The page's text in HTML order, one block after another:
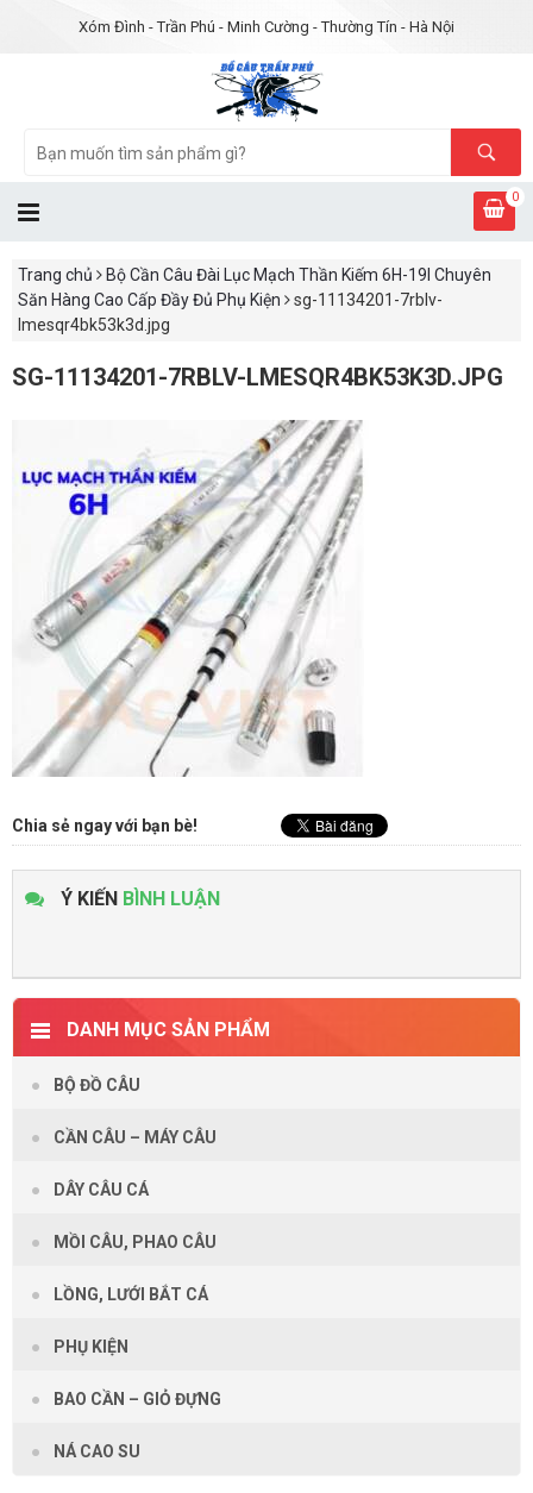
Xóm Đình - Trần Phú - Minh Cường - Thường Tín - Hà Nội
0
Trang chủ
Bộ Cần Câu Đài Lục Mạch Thần Kiếm 6H-19I Chuyên
Săn Hàng Cao Cấp Đầy Đủ Phụ Kiện
sg-11134201-7rblv-
lmesqr4bk53k3d.jpg
SG-11134201-7RBLV-LMESQR4BK53K3D.JPG
Chia sẻ ngay với bạn bè!
Ý KIẾN BÌNH LUẬN
DANH MỤC SẢN PHẨM
BỘ ĐỒ CÂU
CẦN CÂU – MÁY CÂU
DÂY CÂU CÁ
MỒI CÂU, PHAO CÂU
LỒNG, LƯỚI BẮT CÁ
PHỤ KIỆN
BAO CẦN – GIỎ ĐỰNG
NÁ CAO SU